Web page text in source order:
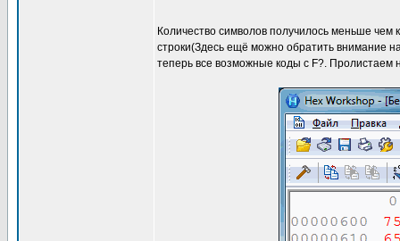
Количество символов получилось меньше чем
строки(Здесь ещё можно обратить внимание
теперь все возможные коды c F?. Пролистаем